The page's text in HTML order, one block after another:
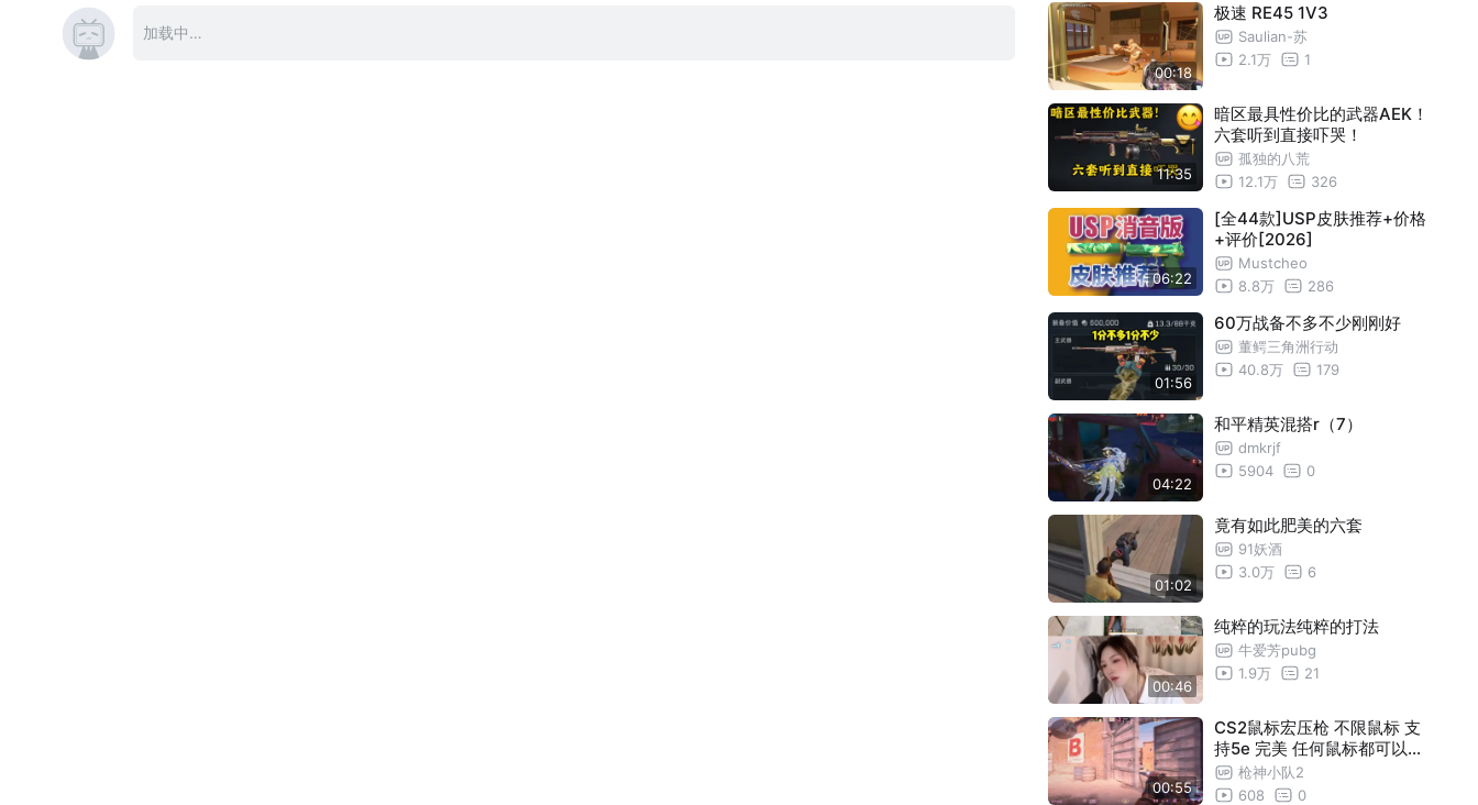
00:18
极速 RE45 1V3
Saulian-苏
2.1万
1
11:35
暗区最具性价比的武器AEK！
六套听到直接吓哭！
孤独的八荒
12.1万
326
06:22
[全44款]USP皮肤推荐+价格
+评价[2026]
Mustcheo
8.8万
286
01:56
60万战备不多不少刚刚好
董鳄三角洲行动
40.8万
179
04:22
和平精英混搭r（7）
dmkrjf
5904
0
01:02
竟有如此肥美的六套
91妖酒
3.0万
6
00:46
纯粹的玩法纯粹的打法
牛爱芳pubg
1.9万
21
00:55
CS2鼠标宏压枪 不限鼠标 支
持5e 完美 任何鼠标都可以用
一键背闪
枪神小队2
608
0